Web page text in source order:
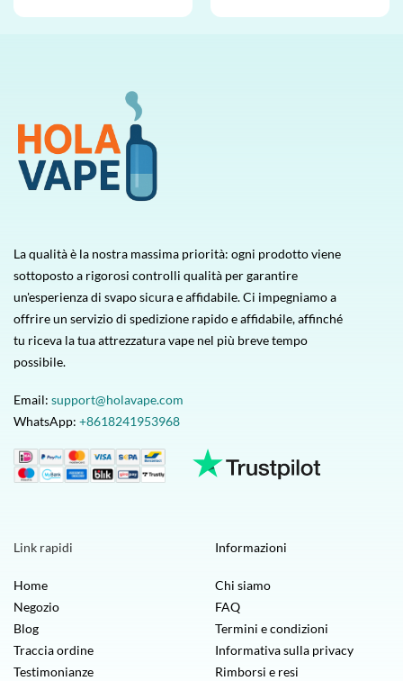
su
su
La qualità è la nostra massima priorità: ogni prodotto viene
sottoposto a rigorosi controlli qualità per garantire
un'esperienza di svapo sicura e affidabile. Ci impegniamo a
offrire un servizio di spedizione rapido e affidabile, affinché
tu riceva la tua attrezzatura vape nel più breve tempo
possibile.
Email: support@holavape.com
WhatsApp: +8618241953968
Link rapidi
Home
Negozio
Blog
Traccia ordine
Testimonianze
Informazioni
Chi siamo
FAQ
Termini e condizioni
Informativa sulla privacy
Rimborsi e resi